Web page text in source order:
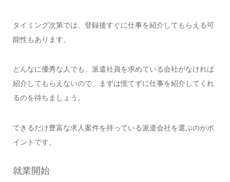
タイミング次第では、登録後すぐに仕事を紹介してもらえる可
能性もあります。
どんなに優秀な人でも、派遣社員を求めている会社がなければ
紹介してもらえないので、まずは慌てずに仕事を紹介してくれ
るのを待ちましょう。
できるだけ豊富な求人案件を持っている派遣会社を選ぶのがポ
イントです。
就業開始